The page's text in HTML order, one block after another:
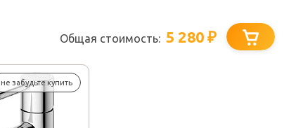
Общая стоимость: 5 280₽
не забудьте купить